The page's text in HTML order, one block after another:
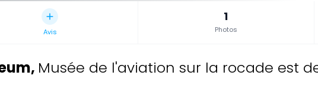
Avis
1
Photos
, Musée de l'aviation sur la rocade est